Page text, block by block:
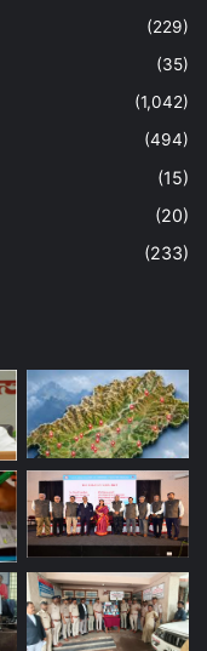
(229)
(35)
(1,042)
(494)
(15)
(20)
(233)